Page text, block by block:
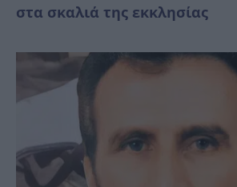
στα σκαλιά της εκκλησίας